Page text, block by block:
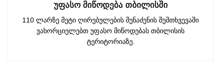
ᲣᲤᲐᲡᲝ ᲛᲘᲬᲝᲓᲔᲑᲐ ᲗᲑᲘᲚᲘᲡᲨᲘ
110 ლარზე მეტი ღირებულების შენაძენის შემთხვევაში
ვახორციელებთ უფასო მიწოდებას თბილისის
ტერიტორიაზე.